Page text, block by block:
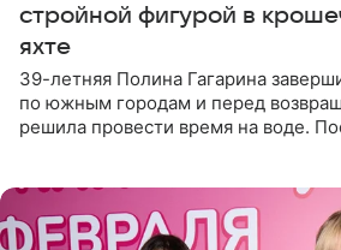
стройной фигурой в
яхте
39-летняя Полина Гагарина
по южным городам и перед
решила провести время на воде.